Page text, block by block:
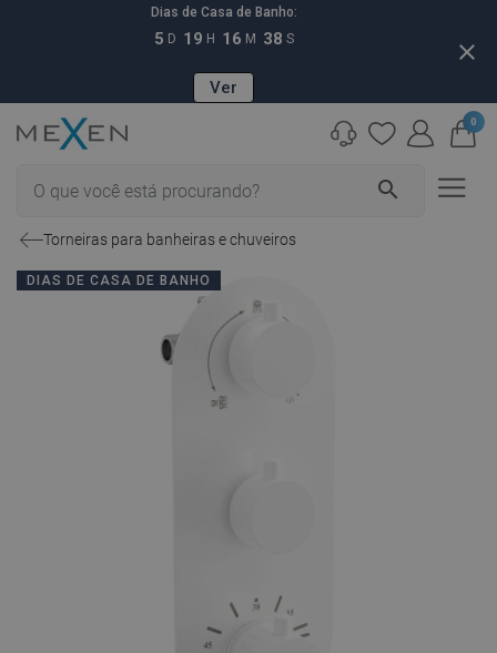
Dias de Casa de Banho:
5 D 19 H 16 M 37 S
Ver
close
search
0
Torneiras para banheiras e chuveiros
DIAS DE CASA DE BANHO